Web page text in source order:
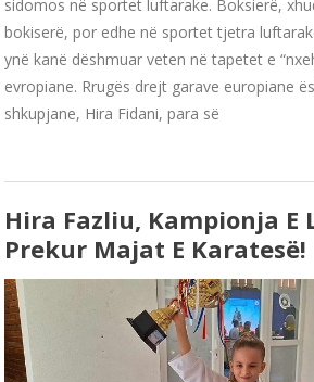
sidomos në sportet luftarake. Boksierë,
bokiserë, por edhe në sportet tjetra
ynë kanë dëshmuar veten në tapetet e
evropiane. Rrugës drejt garave europiane
shkupjane, Hira Fidani, para së
Hira Fazliu, Kampionja E
Prekur Majat E Karatesë!